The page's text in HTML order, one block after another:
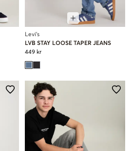
Levi's
LVB STAY LOOSE TAPER JEANS
449 kr